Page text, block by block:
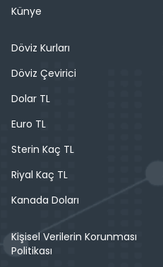
Künye
Döviz Kurları
Döviz Çevirici
Dolar TL
Euro TL
Sterin Kaç TL
Riyal Kaç TL
Kanada Doları
Kişisel Verilerin Korunması
Politikası